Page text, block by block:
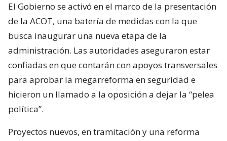
El Gobierno se activó en el marco de la presentación
de la ACOT, una batería de medidas con la que
busca inaugurar una nueva etapa de la
administración. Las autoridades aseguraron estar
confiadas en que contarán con apoyos transversales
para aprobar la megarreforma en seguridad e
hicieron un llamado a la oposición a dejar la “pelea
política”.
Proyectos nuevos, en tramitación y una reforma